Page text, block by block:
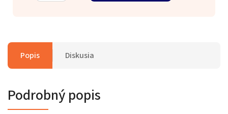
Popis Diskusia
Podrobný popis